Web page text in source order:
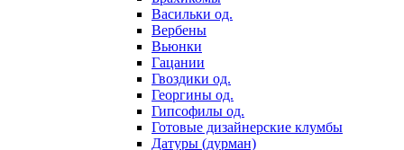
Васильки од.
Вербены
Вьюнки
Гацании
Гвоздики од.
Георгины од.
Гипсофилы од.
Готовые дизайнерские клумбы
Датуры (дурман)